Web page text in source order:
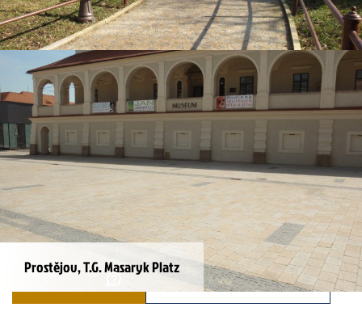
Moravské Budějovice
Prostějov, T.G. Masaryk Platz
ANFRAGE ALLE REFERENZEN